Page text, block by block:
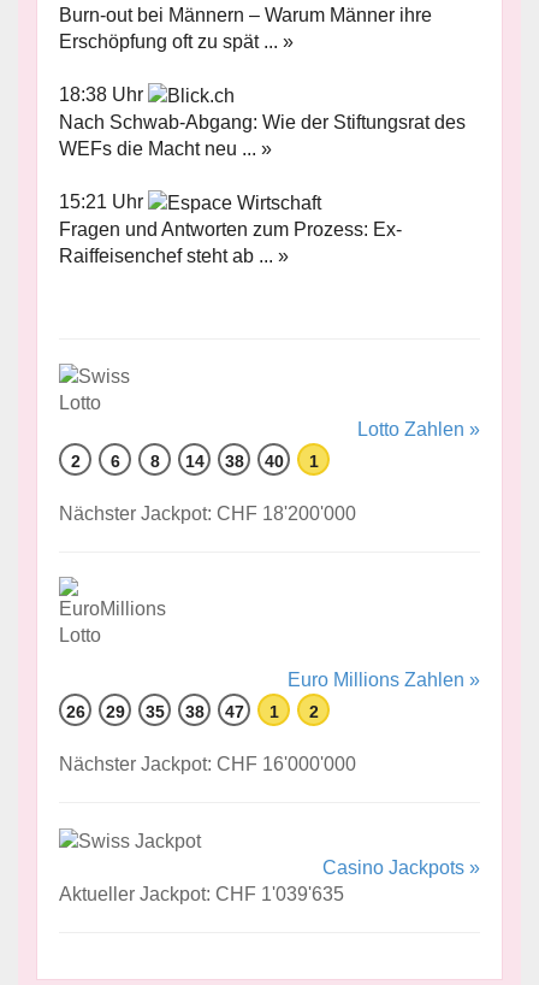
Burn-out bei Männern – Warum Männer ihre
Erschöpfung oft zu spät ... »
18:38 Uhr
Nach Schwab-Abgang: Wie der Stiftungsrat des
WEFs die Macht neu ... »
15:21 Uhr
Fragen und Antworten zum Prozess: Ex-
Raiffeisenchef steht ab ... »
Lotto Zahlen »
2 6 8 14 38 40 1
Nächster Jackpot: CHF 18'200'000
Euro Millions Zahlen »
26 29 35 38 47 1 2
Nächster Jackpot: CHF 16'000'000
Casino Jackpots »
Aktueller Jackpot: CHF 1'039'635